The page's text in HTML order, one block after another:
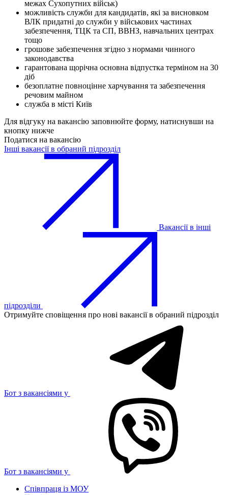
межах Сухопутних військ)
можливість служби для кандидатів, які за висновком
ВЛК придатні до служби у військових частинах
забезпечення, ТЦК та СП, ВВНЗ, навчальних центрах
тощо
грошове забезпечення згідно з нормами чинного
законодавства
гарантована щорічна основна відпустка терміном на 30
діб
безоплатне повноцінне харчування та забезпечення
речовим майном
служба в місті Київ
Для відгуку на вакансію заповнюйте форму, натиснувши на
кнопку нижче
Податися на вакансію
Інші вакансії в обраний підрозділ
Вакансії в інші
підрозділи
Отримуйте сповіщення про нові вакансії в обраний підрозділ
Бот з вакансіями у
Бот з вакансіями у
Співпраця із МОУ